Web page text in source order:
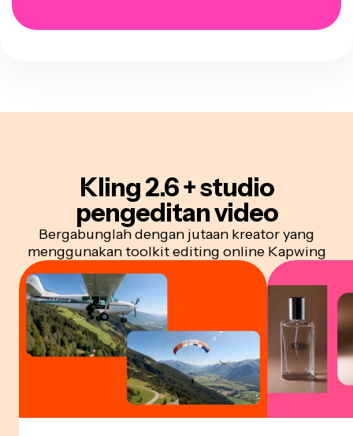
Kling 2.6 + studio
pengeditan video
Bergabunglah dengan jutaan kreator yang
menggunakan toolkit editing online Kapwing